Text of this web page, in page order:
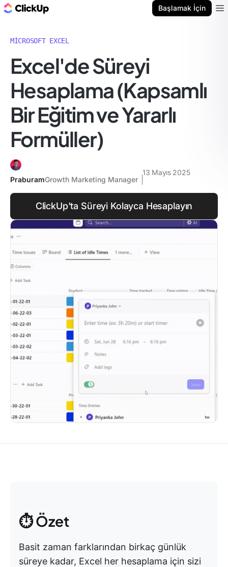
Başlamak İçin
MICROSOFT EXCEL
Excel'de Süreyi
Hesaplama (Kapsamlı
Bir Eğitim ve Yararlı
Formüller)
PraburamGrowth Marketing Manager
13 Mayıs 2025
ClickUp'ta Süreyi Kolayca Hesaplayın
⏱️ Özet
Basit zaman farklarından birkaç günlük
süreye kadar, Excel her hesaplama için sizi